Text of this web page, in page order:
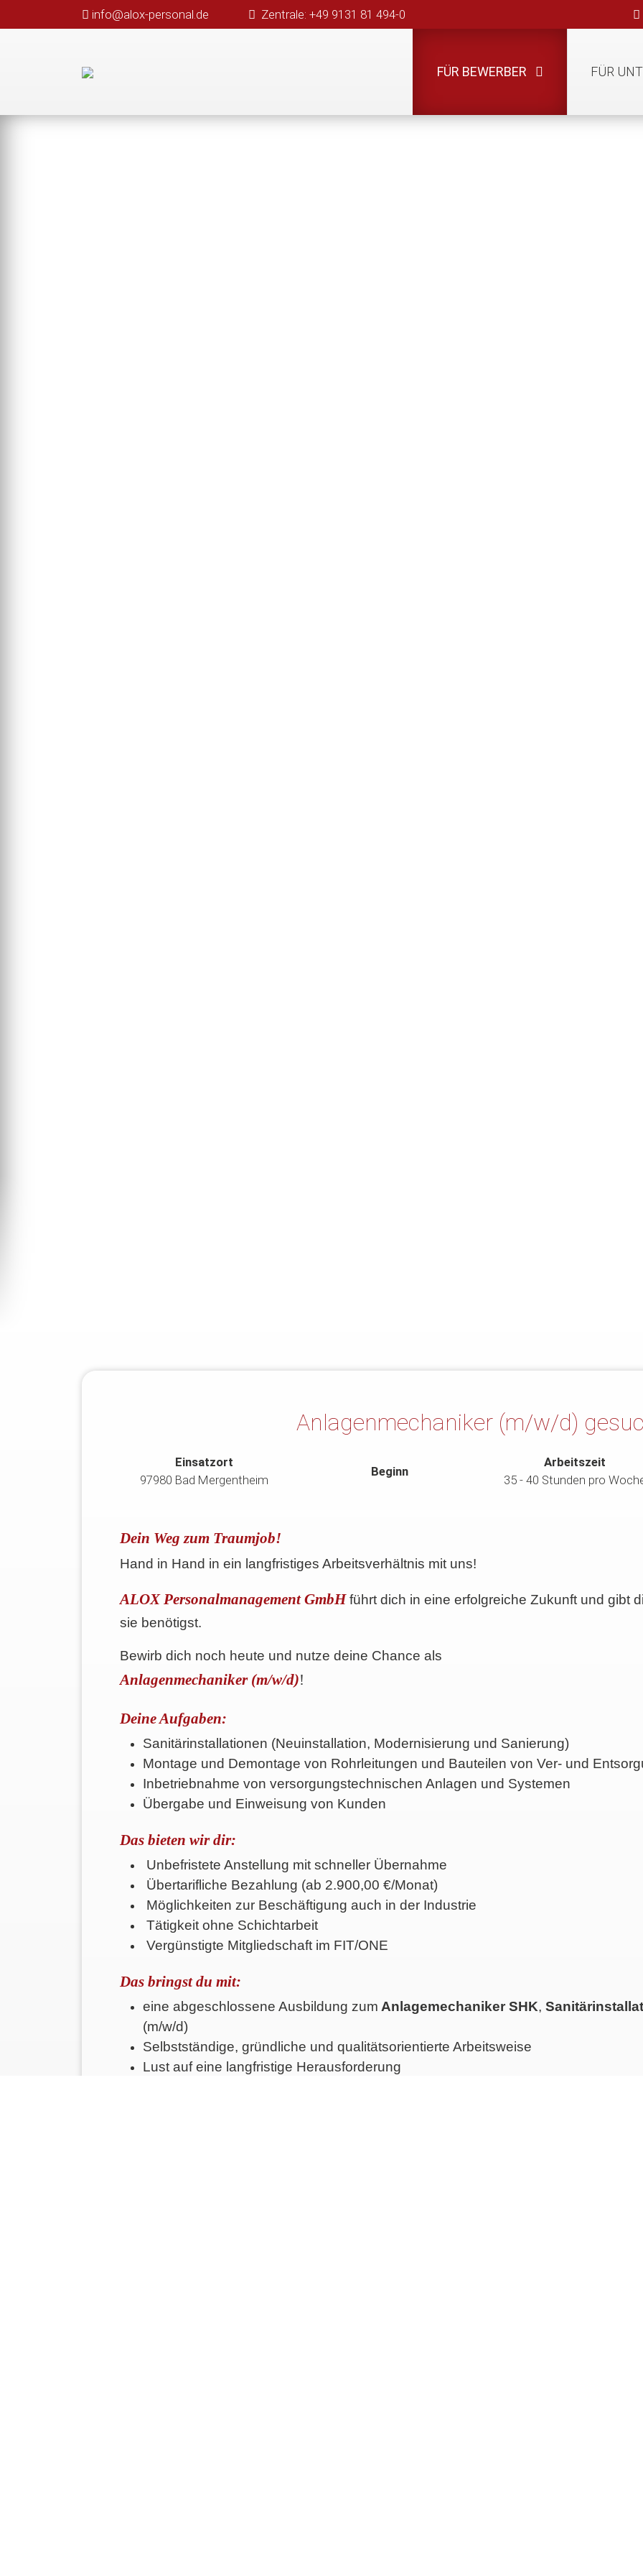
info@alox-personal.de Zentrale: +49 9131 81 494-0
FÜR BEWERBER FÜR
Anlagenmechaniker (m/w/d)
Einsatzort
97980 Bad Mergentheim
Beginn
Arbeitszeit
35 - 40 Stunden pro
Dein Weg zum Traumjob!
Hand in Hand in ein langfristiges Arbeitsverhältnis mit uns!
ALOX Personalmanagement GmbHführt dich in eine erfolgreiche Zukunft und gibt
sie benötigst.
Bewirb dich noch heute und nutze deine Chance als
Anlagenmechaniker (m/w/d)!
Deine Aufgaben:
Sanitärinstallationen (Neuinstallation, Modernisierung und Sanierung)
Montage und Demontage von Rohrleitungen und Bauteilen von Ver- und
Inbetriebnahme von versorgungstechnischen Anlagen und Systemen
Übergabe und Einweisung von Kunden
Das bieten wir dir:
Unbefristete Anstellung mit schneller Übernahme
Übertarifliche Bezahlung (ab 2.900,00 €/Monat)
Möglichkeiten zur Beschäftigung auch in der Industrie
Tätigkeit ohne Schichtarbeit
Vergünstigte Mitgliedschaft im FIT/ONE
Das bringst du mit:
eine abgeschlossene Ausbildung zum Anlagemechaniker SHK,
(m/w/d)
Selbstständige, gründliche und qualitätsorientierte Arbeitsweise
Lust auf eine langfristige Herausforderung